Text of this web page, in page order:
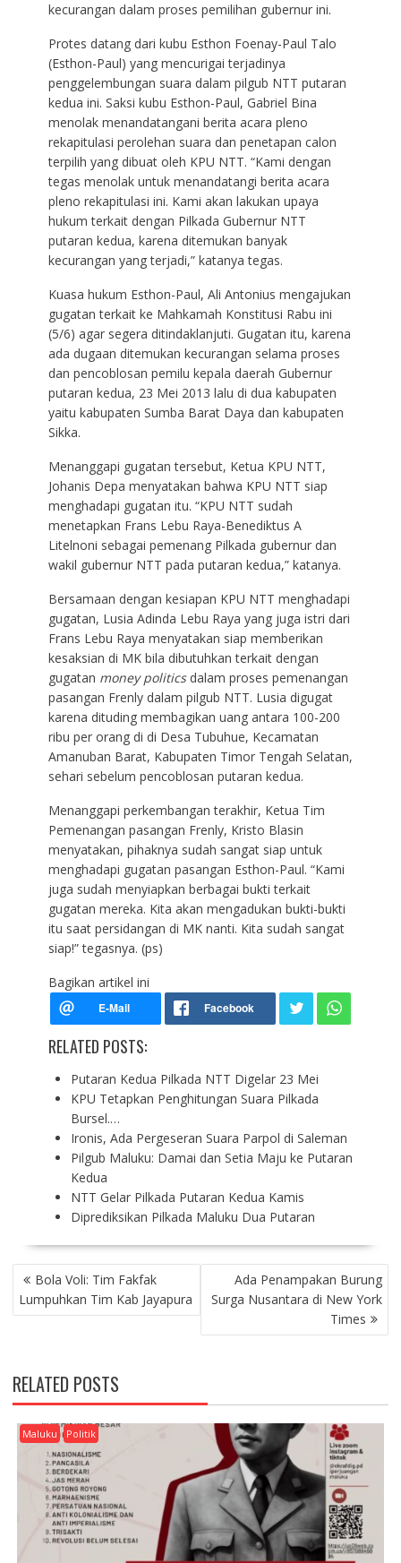
kecurangan dalam proses pemilihan gubernur ini.
Protes datang dari kubu Esthon Foenay-Paul Talo
(Esthon-Paul) yang mencurigai terjadinya
penggelembungan suara dalam pilgub NTT putaran
kedua ini. Saksi kubu Esthon-Paul, Gabriel Bina
menolak menandatangani berita acara pleno
rekapitulasi perolehan suara dan penetapan calon
terpilih yang dibuat oleh KPU NTT. “Kami dengan
tegas menolak untuk menandatangi berita acara
pleno rekapitulasi ini. Kami akan lakukan upaya
hukum terkait dengan Pilkada Gubernur NTT
putaran kedua, karena ditemukan banyak
kecurangan yang terjadi,” katanya tegas.
Kuasa hukum Esthon-Paul, Ali Antonius mengajukan
gugatan terkait ke Mahkamah Konstitusi Rabu ini
(5/6) agar segera ditindaklanjuti. Gugatan itu, karena
ada dugaan ditemukan kecurangan selama proses
dan pencoblosan pemilu kepala daerah Gubernur
putaran kedua, 23 Mei 2013 lalu di dua kabupaten
yaitu kabupaten Sumba Barat Daya dan kabupaten
Sikka.
Menanggapi gugatan tersebut, Ketua KPU NTT,
Johanis Depa menyatakan bahwa KPU NTT siap
menghadapi gugatan itu. “KPU NTT sudah
menetapkan Frans Lebu Raya-Benediktus A
Litelnoni sebagai pemenang Pilkada gubernur dan
wakil gubernur NTT pada putaran kedua,” katanya.
Bersamaan dengan kesiapan KPU NTT menghadapi
gugatan, Lusia Adinda Lebu Raya yang juga istri dari
Frans Lebu Raya menyatakan siap memberikan
kesaksian di MK bila dibutuhkan terkait dengan
gugatan money politicsdalam proses pemenangan
pasangan Frenly dalam pilgub NTT. Lusia digugat
karena dituding membagikan uang antara 100-200
ribu per orang di di Desa Tubuhue, Kecamatan
Amanuban Barat, Kabupaten Timor Tengah Selatan,
sehari sebelum pencoblosan putaran kedua.
Menanggapi perkembangan terakhir, Ketua Tim
Pemenangan pasangan Frenly, Kristo Blasin
menyatakan, pihaknya sudah sangat siap untuk
menghadapi gugatan pasangan Esthon-Paul. “Kami
juga sudah menyiapkan berbagai bukti terkait
gugatan mereka. Kita akan mengadukan bukti-bukti
itu saat persidangan di MK nanti. Kita sudah sangat
siap!” tegasnya. (ps)
Bagikan artikel ini
RELATED POSTS:
Putaran Kedua Pilkada NTT Digelar 23 Mei
KPU Tetapkan Penghitungan Suara Pilkada
Bursel.…
Ironis, Ada Pergeseran Suara Parpol di Saleman
Pilgub Maluku: Damai dan Setia Maju ke Putaran
Kedua
NTT Gelar Pilkada Putaran Kedua Kamis
Diprediksikan Pilkada Maluku Dua Putaran
P
O
S
A
V
I
G
A
Bola Voli: Tim Fakfak
Lumpuhkan Tim Kab Jayapura
Ada Penampakan Burung
Surga Nusantara di New York
Times
RELATED POSTS
Maluku Politik